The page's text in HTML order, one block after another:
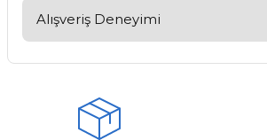
kullanarak tarafımıza iletebilirsiniz.
Görüş ve önerileriniz için teşekkür ederiz.
Ürün açıklamasında eksik bilgiler bulunuyor.
Alışveriş Deneyimi
verin, size ulaşamıyorum.
Mehmet Kayış | 17/02/2026